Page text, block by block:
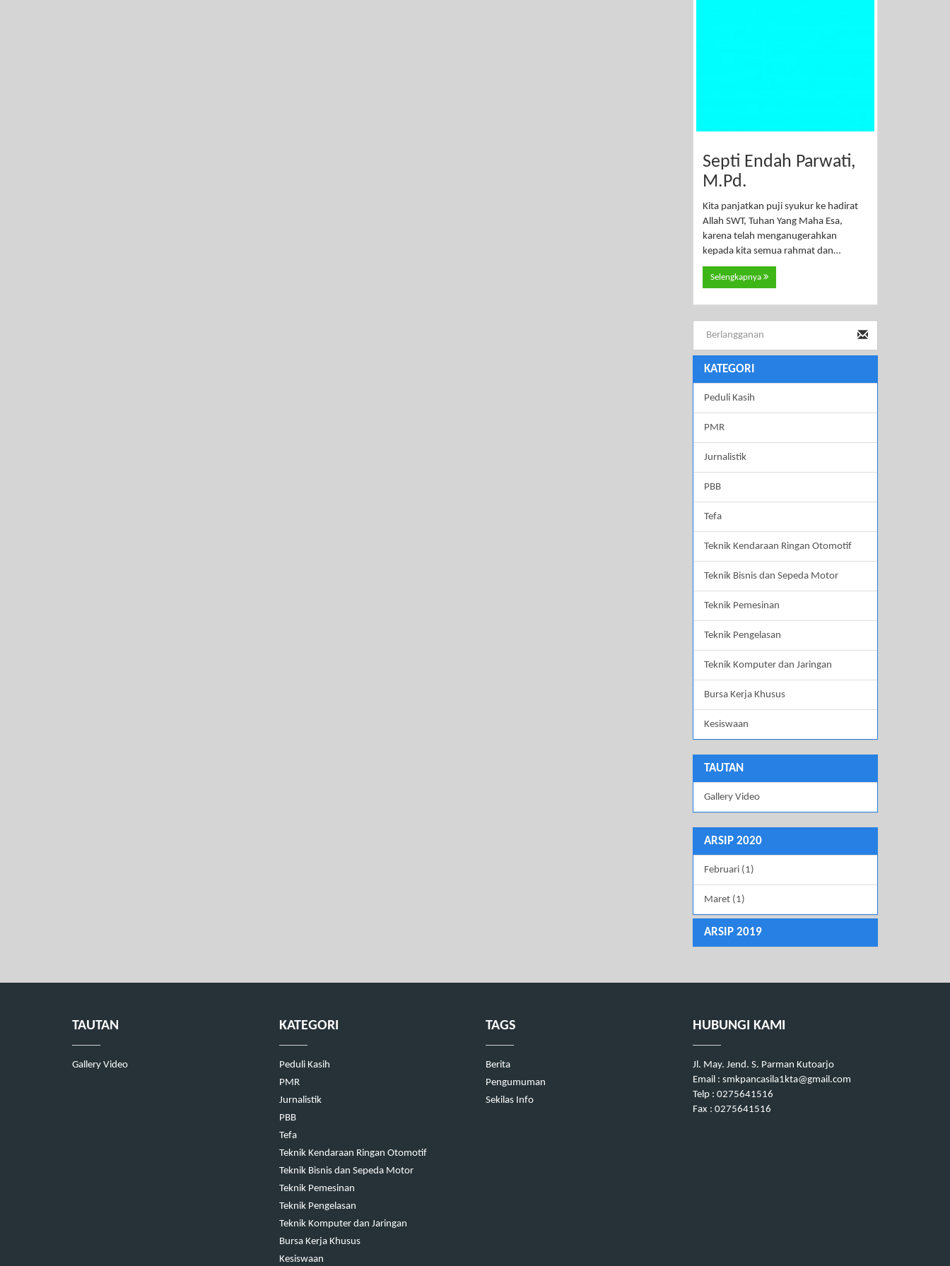
Septi Endah Parwati,
M.Pd.
Kita panjatkan puji syukur ke hadirat
Allah SWT, Tuhan Yang Maha Esa,
karena telah menganugerahkan
kepada kita semua rahmat dan…
Selengkapnya
KATEGORI
Peduli Kasih
PMR
Jurnalistik
PBB
Tefa
Teknik Kendaraan Ringan Otomotif
Teknik Bisnis dan Sepeda Motor
Teknik Pemesinan
Teknik Pengelasan
Teknik Komputer dan Jaringan
Bursa Kerja Khusus
Kesiswaan
TAUTAN
Gallery Video
ARSIP 2020
Februari (1)
Maret (1)
ARSIP 2019
TAUTAN
Gallery Video
KATEGORI
Peduli Kasih
PMR
Jurnalistik
PBB
Tefa
Teknik Kendaraan Ringan Otomotif
Teknik Bisnis dan Sepeda Motor
Teknik Pemesinan
Teknik Pengelasan
Teknik Komputer dan Jaringan
Bursa Kerja Khusus
Kesiswaan
TAGS
Berita
Pengumuman
Sekilas Info
HUBUNGI KAMI
Jl. May. Jend. S. Parman Kutoarjo
Email : smkpancasila1kta@gmail.com
Telp : 0275641516
Fax : 0275641516